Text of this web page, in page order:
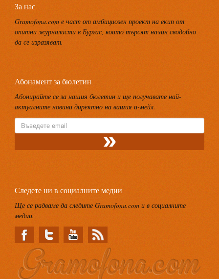
За нас
Gramofona.com е част от амбициозен проект на екип от
опитни журналисти в Бургас, които търсят начин сводобно
да се изразяват.
Абонамент за бюлетин
Абонирайте се за нашия бюлетин и ще получавате най-
актуалните новини директно на вашия и-мейл.
Следете ни в социалните медии
Ще се радваме да следите Gramofona.com и в социалните
медии.